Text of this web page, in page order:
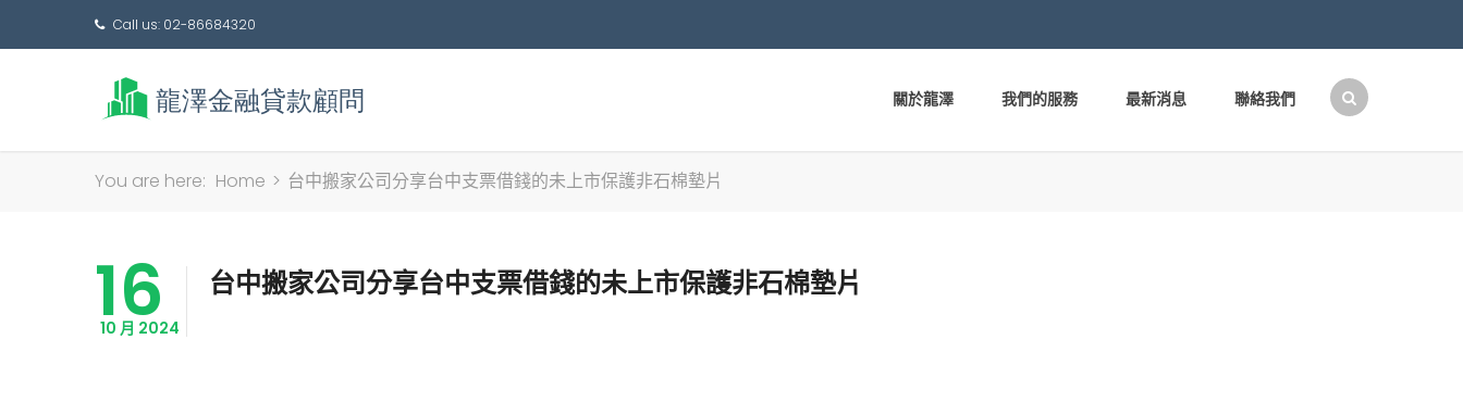
Call us: 02-86684320
關於龍澤 我們的服務 最新消息 聯絡我們
You are here: Home > 台中搬家公司分享台中支票借錢的未上市保護非石棉墊片
16
10 月 2024
台中搬家公司分享台中支票借錢的未上市保護非石棉墊片